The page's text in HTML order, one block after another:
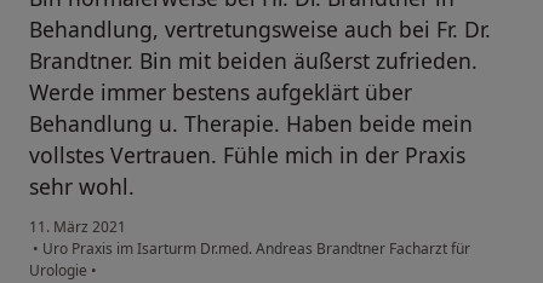
Behandlung, vertretungsweise auch bei Fr. Dr.
Brandtner. Bin mit beiden äußerst zufrieden.
Werde immer bestens aufgeklärt über
Behandlung u. Therapie. Haben beide mein
vollstes Vertrauen. Fühle mich in der Praxis
sehr wohl.
11. März 2021
• Uro Praxis im Isarturm Dr.med. Andreas Brandtner Facharzt für
Urologie •